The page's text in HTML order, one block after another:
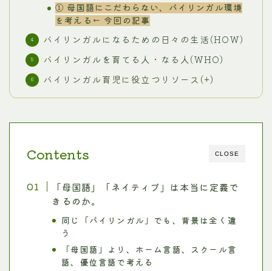
① 母国語にこだわらない、バイリンガル環境
を考える← 今回の記事
バイリンガルになるための日々の生活(HOW)
バイリンガルを育てる人・なる人(WHO)
バイリンガル育児に役立つリソース(+)
CLOSE
Contents
「母国語」「ネイティブ」は本当に定義で
きるのか。
同じ「バイリンガル」でも、背景は全く違
う
「母国語」より、ホーム言語、スクール言
語、優位言語で考える